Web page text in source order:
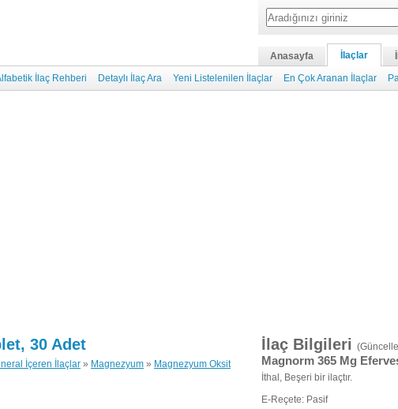
Anasayfa İlaçlar
İlaç Rehberi
Detaylı İlaç Ara Yeni Listelenilen İlaçlar En Çok Aranan İlaçlar
30 Adet
İçeren İlaçlar » Magnezyum » Magnezyum Oksit
İlaç Bilgileri
Magnorm 365 Mg
İthal, Beşeri bir ilaçtır.
E-Reçete: Pasif